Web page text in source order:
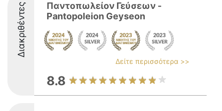
Διακριθέντες
Παντοπωλείον Γεύσεων -
Pantopoleion Geyseon
Δείτε περισσότερα >>
8.8